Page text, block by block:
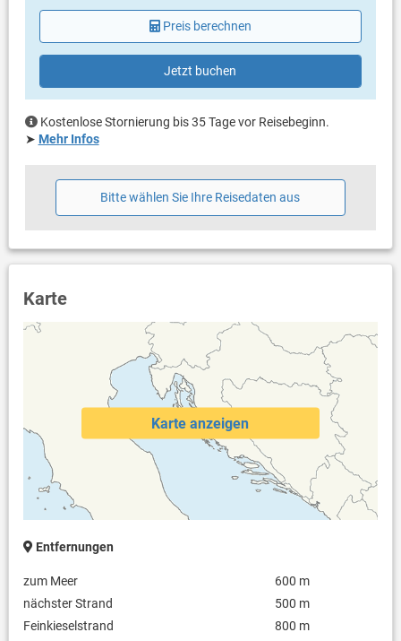
Preis berechnen
Jetzt buchen
Kostenlose Stornierung bis 35 Tage vor Reisebeginn.
➤ Mehr Infos
Bitte wählen Sie Ihre Reisedaten aus
Karte
Karte anzeigen
Entfernungen
zum Meer
600 m
nächster Strand
500 m
Feinkieselstrand
800 m